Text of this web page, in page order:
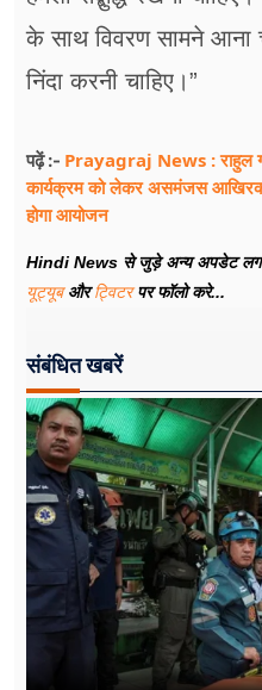
के साथ विवरण सामने आना
निंदा करनी चाहिए।”
पढ़ें :- Prayagraj News : राहुल
कार्यक्रम को लेकर असमंजस
होगा आयोजन
Hindi News से जुड़े अन्य अपडेट
यूट्यूबऔरट्विटरपर फॉलो करे...
संबंधित खबरें